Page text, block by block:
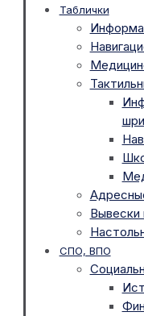
Таблички
Вывески
СПО, ВПО